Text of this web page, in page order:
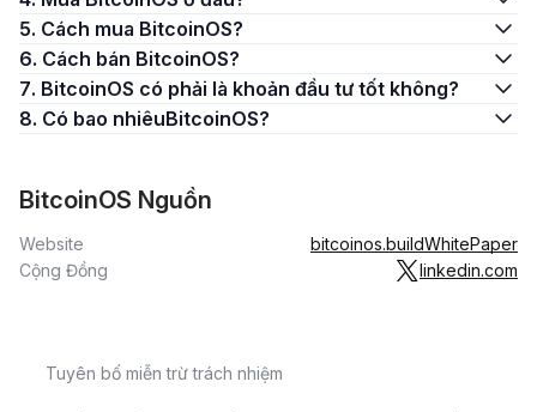
5. Cách mua BitcoinOS?
6. Cách bán BitcoinOS?
7. BitcoinOS có phải là khoản đầu tư tốt không?
8. Có bao nhiêuBitcoinOS?
BitcoinOS Nguồn
Website bitcoinos.buildWhitePaper
Cộng Đồng
linkedin.com
Tuyên bố miễn trừ trách nhiệm